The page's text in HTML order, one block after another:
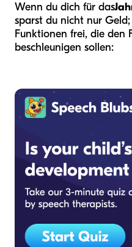
Wenn du dich für das
sparst du nicht nur
Funktionen frei, die den
beschleunigen sollen: